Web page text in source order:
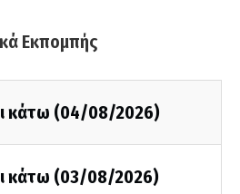
Εκπομπής
κάτω (04/08/2026)
κάτω (03/08/2026)